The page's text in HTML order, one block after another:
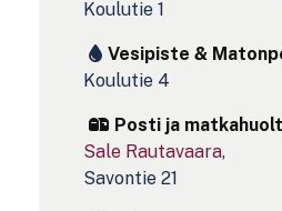
Koulutie 1
Vesipiste &
Koulutie 4
Posti ja
Sale Rautavaara,
Savontie 21